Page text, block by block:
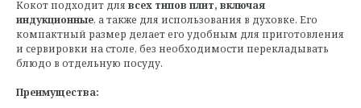
Кокот подходит для всех типов плит, включая
индукционные, а также для использования в духовке. Его
компактный размер делает его удобным для приготовления
и сервировки на столе, без необходимости перекладывать
блюдо в отдельную посуду.
Преимущества: